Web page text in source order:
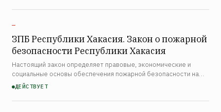
—
ЗПБ Республики Хакасия. Закон о пожарной
безопасности Республики Хакасия
Настоящий закон определяет правовые, экономические и
социальные основы обеспечения пожарной безопасности на
территории Республики Хакасия. Закон распространяется на
ДЕЙСТВУЕТ